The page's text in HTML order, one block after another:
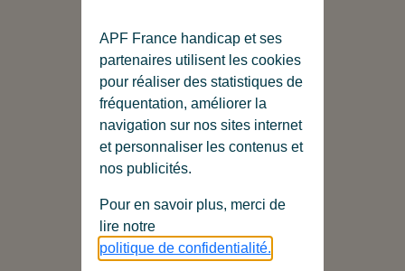
APF France handicap et ses
partenaires utilisent les cookies
pour réaliser des statistiques de
fréquentation, améliorer la
navigation sur nos sites internet
et personnaliser les contenus et
nos publicités.
Pour en savoir plus, merci de
lire notre
politique de confidentialité.